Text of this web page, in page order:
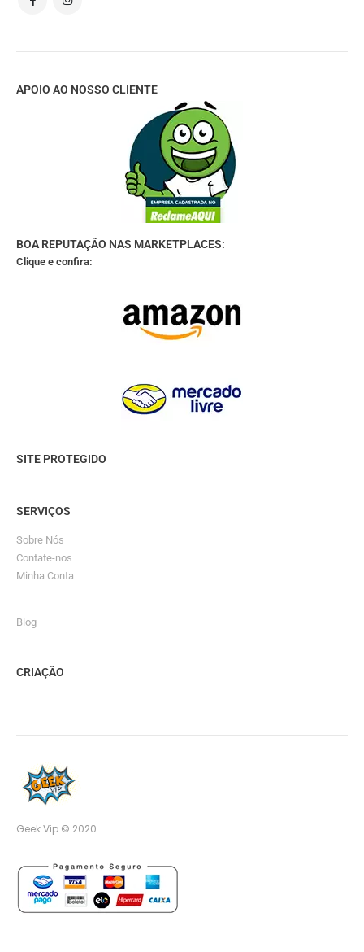
APOIO AO NOSSO CLIENTE
BOA REPUTAÇÃO NAS MARKETPLACES:
Clique e confira:
SITE PROTEGIDO
SERVIÇOS
Sobre Nós
Contate-nos
Minha Conta
Blog
CRIAÇÃO
Geek Vip © 2020.